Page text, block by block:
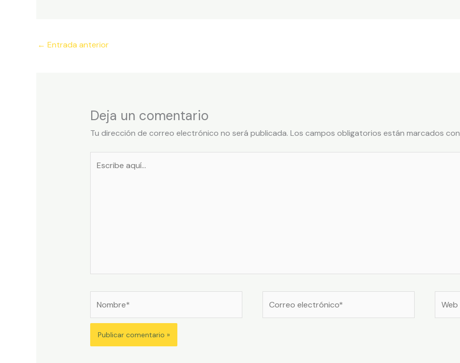
← Entrada anterior
Deja un comentario
Tu dirección de correo electrónico no será publicada. Los campos obligatorios están marcados con
aquí...
electrónico*